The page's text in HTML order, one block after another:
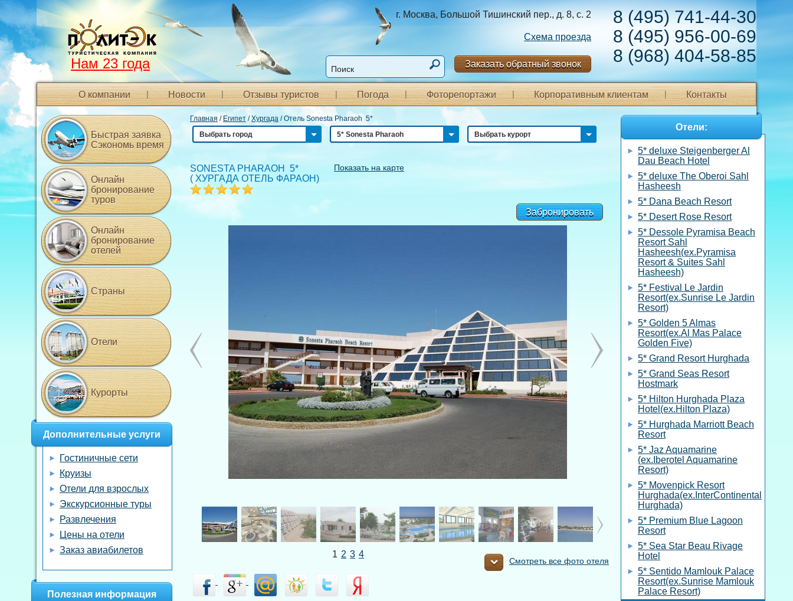
8 (495) 741-44-30
8 (495) 956-00-69
8 (968) 404-58-85
г. Москва, Большой Тишинский пер., д. 8, с. 2
Схема проезда
Заказать обратный звонок
Нам 23 года
О компании Новости Отзывы туристов Погода Фоторепортажи Корпоративным клиентам Контакты
Главная / Египет /Хургада /Отель Sonesta Pharaoh 5*
Выбрать город
5* Sonesta Pharaoh Выбрать курорт
SONESTA PHARAOH 5*
( ХУРГАДА ОТЕЛЬ ФАРАОН)
Показать на карте
Забронировать
Смотреть все фото отеля
1 2 3 4
Быстрая заявка
Сэкономь время
Онлайн
бронирование
туров
Онлайн
бронирование
отелей
Страны
Отели
Курорты
Дополнительные услуги
Гостиничные сети
Круизы
Отели для взрослых
Экскурсионные туры
Развлечения
Цены на отели
Заказ авиабилетов
Полезная информация
Отели:
5* deluxe Steigenberger Al
Dau Beach Hotel
5* deluxe The Oberoi Sahl
Hasheesh
5* Dana Beach Resort
5* Desert Rose Resort
5* Dessole Pyramisa Beach
Resort Sahl
Hasheesh(ex.Pyramisa
Resort & Suites Sahl
Hasheesh)
5* Festival Le Jardin
Resort(ex.Sunrise Le Jardin
Resort)
5* Golden 5 Almas
Resort(ex.Al Mas Palace
Golden Five)
5* Grand Resort Hurghada
5* Grand Seas Resort
Hostmark
5* Hilton Hurghada Plaza
Hotel(ex.Hilton Plaza)
5* Hurghada Marriott Beach
Resort
5* Jaz Aquamarine
(ex.Iberotel Aquamarine
Resort)
5* Movenpick Resort
Hurghada(ex.InterContinental
Hurghada)
5* Premium Blue Lagoon
Resort
5* Sea Star Beau Rivage
Hotel
5* Sentido Mamlouk Palace
Resort(ex.Sunrise Mamlouk
Palace Resort)